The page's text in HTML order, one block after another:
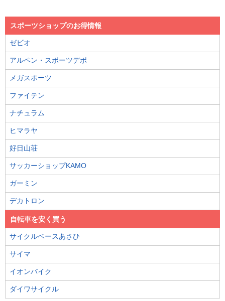
スポーツショップのお得情報
ゼビオ
アルペン・スポーツデポ
メガスポーツ
ファイテン
ナチュラム
ヒマラヤ
好日山荘
サッカーショップKAMO
ガーミン
デカトロン
自転車を安く買う
サイクルベースあさひ
サイマ
イオンバイク
ダイワサイクル